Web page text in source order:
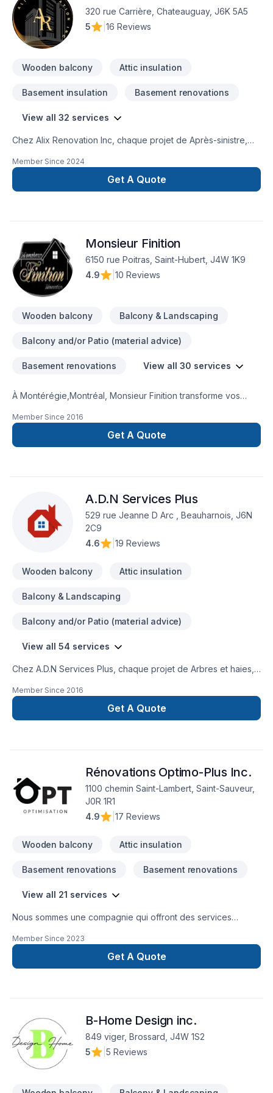
320 rue Carrière, Chateauguay, J6K 5A5
5
16 Reviews
Wooden balcony Attic insulation
Basement insulation Basement renovations
View all 32 services
Chez Alix Renovation Inc, chaque projet de Après-sinistre,
commercial, Escalier et rampe, Gypse, Peinture, Pierres
naturelles, Plancher, Rénovation générale, Salle de bain,
Sous-sol, Tapis, Teinture de plancher est l'occasion de
des relations de confiance avec nos clients. Nous sommes
impatients de collaborer avec vous pour concrétiser votre
projet.
Member Since 2024
Get A Quote
Monsieur Finition
6150 rue Poitras, Saint-Hubert, J4W 1K9
4.9
10 Reviews
Wooden balcony Balcony & Landscaping
Balcony and/or Patio (material advice)
Basement renovations View all 30 services
À Montérégie,Montréal, Monsieur Finition transforme vos
dans le domaine de la construction. Armoires, Balcon de bois,
Carrelage, Charpenterie, Cuisine, Gypse, Meubles, Patio,
Plancher, Rénovation générale, Salle de bain, Sous-sol.
et démarrez votre projet en toute confiance.
Member Since 2016
Get A Quote
A.D.N Services Plus
529 rue Jeanne D Arc , Beauharnois, J6N
2C9
4.6
19 Reviews
Wooden balcony Attic insulation
Balcony & Landscaping
Balcony and/or Patio (material advice)
View all 54 services
Chez A.D.N Services Plus, chaque projet de Arbres et haies,
Démolition, Escalier et rampe, Foyer et poêle, Garage,
Gouttières, Gypse, Insonorisation, Isolation, Isolation entre-
toît, Isolation mur, Isolation sous-sol, Maçonnerie, Margelle,
plancher, Tirage de joint est l'occasion de démontrer notre
engagement envers la qualité et la satisfaction client à
Montérégie,Montréal. Nous croyons en l'importance d'une
approche personnalisée, adaptée à chaque client, pour
garantir des résultats au-delà de vos attentes. Confiez votre
Member Since 2016
Get A Quote
Rénovations Optimo-Plus Inc.
1100 chemin Saint-Lambert, Saint-Sauveur,
J0R 1R1
4.9
17 Reviews
Wooden balcony Attic insulation
Basement renovations Basement renovations
View all 21 services
Nous sommes une compagnie qui offront des services
comfort pour votre maison.
Member Since 2023
Get A Quote
B-Home Design inc.
849 viger, Brossard, J4W 1S2
5
5 Reviews